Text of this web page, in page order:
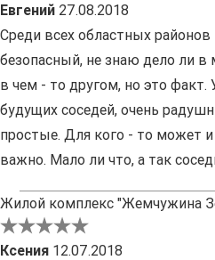
Евгений 27.08.2018
Среди всех областных
безопасный, не знаю дело ли в
в чем - то другом, но это
будущих соседей, очень
простые. Для кого - то может и
важно. Мало ли что, а так
Жилой комплекс "Жемчужина
Ксения 12.07.2018